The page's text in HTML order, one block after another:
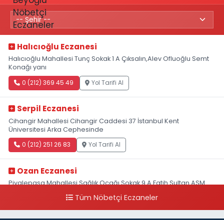
Halıcıoğlu Eczanesi
Halıcıoğlu Mahallesi Tunç Sokak 1 A Çıksalın,Alev Ofluoğlu Semt
Konağı yanı
0 (212) 369 45 49 Yol Tarifi Al
Serpil Eczanesi
Cihangir Mahallesi Cihangir Caddesi 37 İstanbul Kent
Üniversitesi Arka Cephesinde
0 (212) 251 26 83 Yol Tarifi Al
Ozan Eczanesi
Piyalepaşa Mahallesi Sağlık Ocağı Sokak 9 A Fatih Sultan ASM
Tüm Nöbetçi Eczaneler